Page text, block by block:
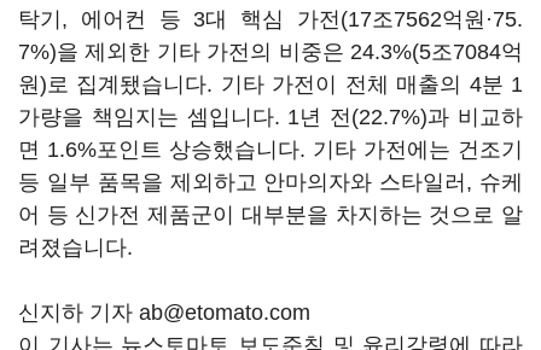
탁기, 에어컨 등 3대 핵심 가전(17조7562억원·75.
7%)을 제외한 기타 가전의 비중은 24.3%(5조7084억
원)로 집계됐습니다. 기타 가전이 전체 매출의 4분 1
가량을 책임지는 셈입니다. 1년 전(22.7%)과 비교하
면 1.6%포인트 상승했습니다. 기타 가전에는 건조기
등 일부 품목을 제외하고 안마의자와 스타일러, 슈케
어 등 신가전 제품군이 대부분을 차지하는 것으로 알
려졌습니다.
신지하 기자 ab@etomato.com
이 기사는 뉴스토마토 보도준칙 및 윤리강령에 따라